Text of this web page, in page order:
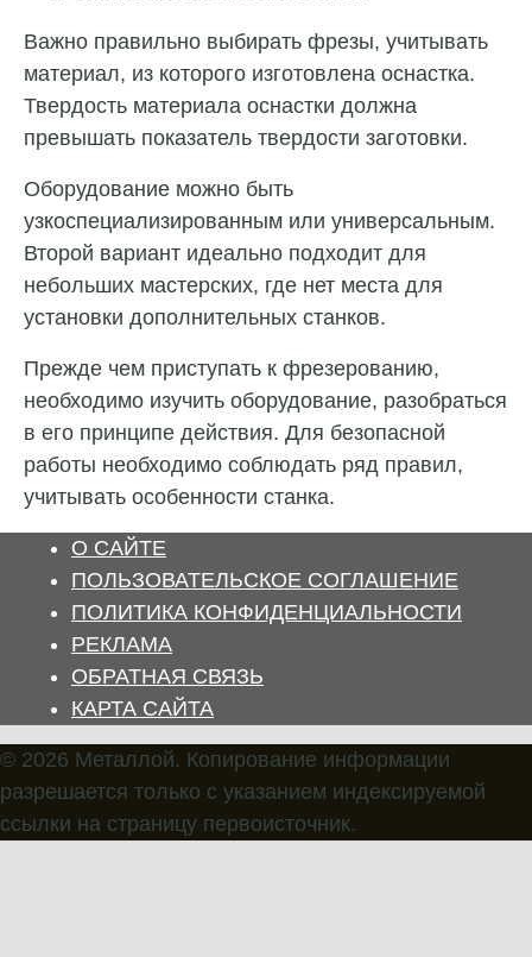
Важно правильно выбирать фрезы, учитывать
материал, из которого изготовлена оснастка.
Твердость материала оснастки должна
превышать показатель твердости заготовки.
Оборудование можно быть
узкоспециализированным или универсальным.
Второй вариант идеально подходит для
небольших мастерских, где нет места для
установки дополнительных станков.
Прежде чем приступать к фрезерованию,
необходимо изучить оборудование, разобраться
в его принципе действия. Для безопасной
работы необходимо соблюдать ряд правил,
учитывать особенности станка.
О САЙТЕ
ПОЛЬЗОВАТЕЛЬСКОЕ СОГЛАШЕНИЕ
ПОЛИТИКА КОНФИДЕНЦИАЛЬНОСТИ
РЕКЛАМА
ОБРАТНАЯ СВЯЗЬ
КАРТА САЙТА
© 2026 Металлой. Копирование информации
разрешается только с указанием индексируемой
ссылки на страницу первоисточник.